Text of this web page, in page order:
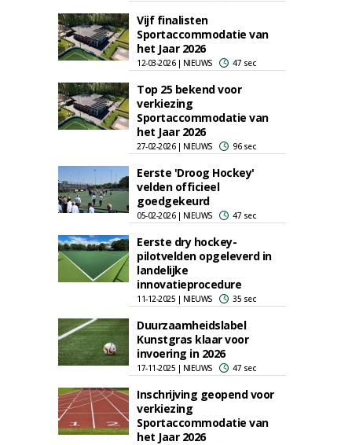
Vijf finalisten
Sportaccommodatie van
het Jaar 2026
12-03-2026 | NIEUWS 47 sec
Top 25 bekend voor
verkiezing
Sportaccommodatie van
het Jaar 2026
27-02-2026 | NIEUWS 96 sec
Eerste 'Droog Hockey'
velden officieel
goedgekeurd
05-02-2026 | NIEUWS 47 sec
Eerste dry hockey-
pilotvelden opgeleverd in
landelijke
innovatieprocedure
11-12-2025 | NIEUWS 35 sec
Duurzaamheidslabel
Kunstgras klaar voor
invoering in 2026
17-11-2025 | NIEUWS 47 sec
Inschrijving geopend voor
verkiezing
Sportaccommodatie van
het Jaar 2026